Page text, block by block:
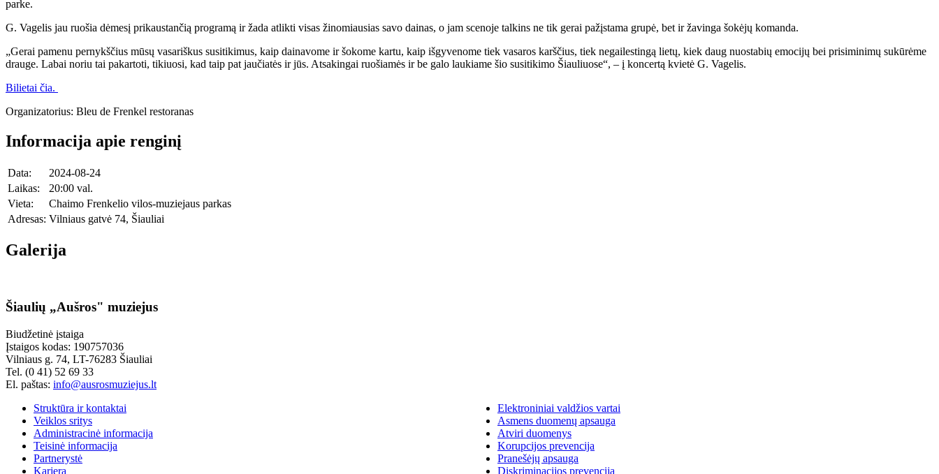
parke.
G. Vagelis jau ruošia dėmesį prikaustančią programą ir žada atlikti visas žinomiausias savo dainas, o jam scenoje talkins ne tik gerai pažįstama grupė, bet ir žavinga šokėjų komanda.
„Gerai pamenu pernykščius mūsų vasariškus susitikimus, kaip dainavome ir šokome kartu, kaip išgyvenome tiek vasaros karščius, tiek negailestingą lietų, kiek daug nuostabių emocijų bei prisiminimų sukūrėme
drauge. Labai noriu tai pakartoti, tikiuosi, kad taip pat jaučiatės ir jūs. Atsakingai ruošiamės ir be galo laukiame šio susitikimo Šiauliuose“, – į koncertą kvietė G. Vagelis.
Bilietai čia.
Organizatorius: Bleu de Frenkel restoranas
Informacija apie renginį
Data:
2024-08-24
Laikas:
20:00 val.
Vieta:
Chaimo Frenkelio vilos-muziejaus parkas
Adresas: Vilniaus gatvė 74, Šiauliai
Galerija
Šiaulių „Aušros" muziejus
Biudžetinė įstaiga
Įstaigos kodas: 190757036
Vilniaus g. 74, LT-76283 Šiauliai
Tel. (0 41) 52 69 33
El. paštas: info@ausrosmuziejus.lt
Struktūra ir kontaktai
Veiklos sritys
Administracinė informacija
Teisinė informacija
Partnerystė
Karjera
Elektroniniai valdžios vartai
Asmens duomenų apsauga
Atviri duomenys
Korupcijos prevencija
Pranešėjų apsauga
Diskriminacijos prevencija